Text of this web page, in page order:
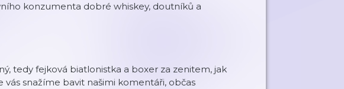
konzumenta dobré whiskey, doutníků a
tedy fejková biatlonistka a boxer za zenitem, jak
snažíme bavit našimi komentáři, občas